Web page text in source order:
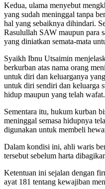
Kedua, ulama menyebut
yang sudah meninggal tanpa
hal yang sebaiknya dihindari.
Rasulullah SAW maupun para
yang diniatkan semata-mata
Syaikh Ibnu Utsaimin
berkurban atas nama orang
untuk diri dan keluarganya
untuk diri sendiri dan keluarga
hidup maupun yang telah wafat.
Sementara itu, hukum kurban
meninggal semasa hidupnya
digunakan untuk membeli
Dalam kondisi ini, ahli waris
tersebut sebelum harta
Ketentuan ini sejalan dengan
ayat 181 tentang kewajiban